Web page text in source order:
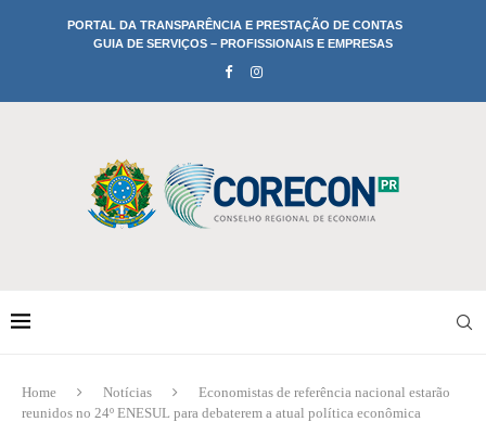
PORTAL DA TRANSPARÊNCIA E PRESTAÇÃO DE CONTAS
GUIA DE SERVIÇOS – PROFISSIONAIS E EMPRESAS
Home Notícias
Economistas de referência nacional estarão
reunidos no 24º ENESUL para debaterem a atual política econômica